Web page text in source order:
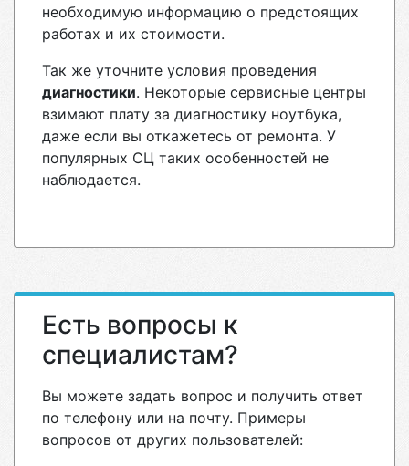
необходимую информацию о предстоящих
работах и их стоимости.
Так же уточните условия проведения
диагностики. Некоторые сервисные центры
взимают плату за диагностику ноутбука,
даже если вы откажетесь от ремонта. У
популярных СЦ таких особенностей не
наблюдается.
Есть вопросы к
специалистам?
Вы можете задать вопрос и получить ответ
по телефону или на почту. Примеры
вопросов от других пользователей: